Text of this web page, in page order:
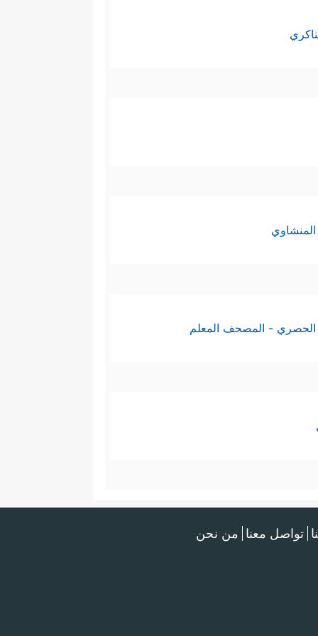
الحصري - المصحف المعلم
تواصل معنا من نحن